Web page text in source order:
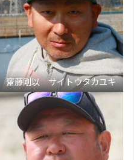
齋藤剛以 サイトウタカユキ